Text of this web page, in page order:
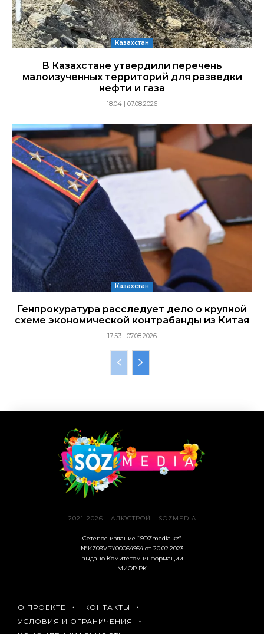
Казахстан
В Казахстане утвердили перечень
малоизученных территорий для разведки
нефти и газа
18:04 | 07.08.2026
Казахстан
Генпрокуратура расследует дело о крупной
схеме экономической контрабанды из Китая
17:53 | 07.08.2026
2021-2026 - АЛЮСТРОЙ - SOZMEDIA
Сетевое издание “SOZmedia.kz”
№KZ09VPY00064954 от 20.02.2023
выдано Комитетом информации
МИОР РК
О ПРОЕКТЕ
КОНТАКТЫ
УСЛОВИЯ И ОГРАНИЧЕНИЯ